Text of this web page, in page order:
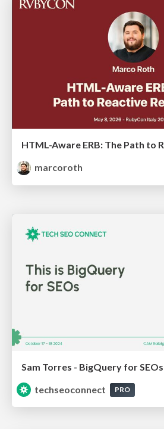
marcoroth
Sam Torres - BigQuery for SEOs
techseoconnect
PRO